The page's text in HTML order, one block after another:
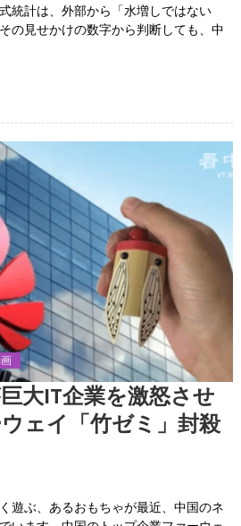
統計は、外部から「水増しではない
の見せかけの数字から判断しても、中
大IT企業を激怒させ
ェイ「竹ゼミ」封殺
遊ぶ、あるおもちゃが最近、中国のネ